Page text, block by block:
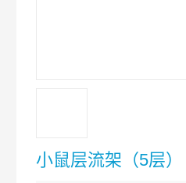
小鼠层流架（5层）